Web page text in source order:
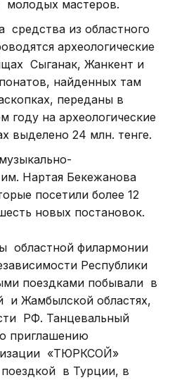
молодых мастеров.
средства из областного
археологические
Сыганак, Жанкент и
найденных там
переданы в
на археологические
выделено 24 млн. тенге.
музыкально-
им. Нартая Бекежанова
посетили более 12
новых постановок.
областной филармонии
Республики
поездками побывали в
и Жамбылской областях,
РФ. Танцевальный
приглашению
«ТЮРКСОЙ»
поездкой в Турции, в